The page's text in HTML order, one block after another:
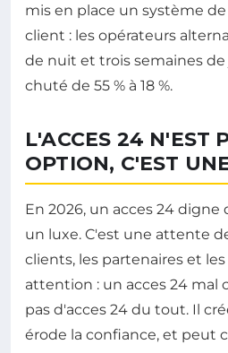
mis en place un système
client : les opérateurs
de nuit et trois semaines de
chuté de 55 % à 18 %.
L'ACCES 24 N'EST
OPTION, C'EST
En 2026, un acces 24
un luxe. C'est une attente
clients, les partenaires et
attention : un acces 24 mal
pas d'acces 24 du tout. Il
érode la confiance, et peut